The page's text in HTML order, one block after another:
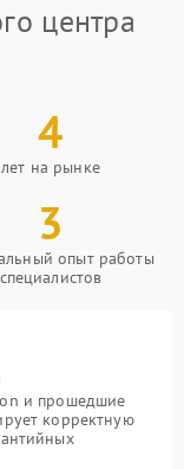
центра
4
лет на рынке
3
опыт работы
специалистов
и прошедшие
корректную